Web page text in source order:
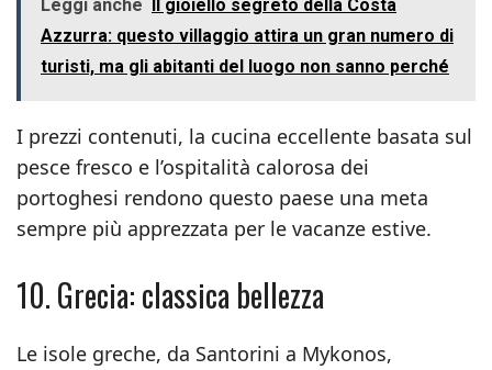
Leggi anche Il gioiello segreto della Costa
Azzurra: questo villaggio attira un gran numero di
turisti, ma gli abitanti del luogo non sanno perché
I prezzi contenuti, la cucina eccellente basata sul
pesce fresco e l’ospitalità calorosa dei
portoghesi rendono questo paese una meta
sempre più apprezzata per le vacanze estive.
10. Grecia: classica bellezza
Le isole greche, da Santorini a Mykonos,